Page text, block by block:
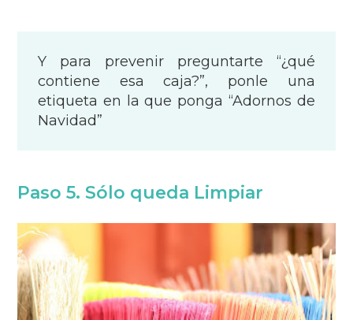
Y para prevenir preguntarte “¿qué
contiene esa caja?”, ponle una
etiqueta en la que ponga “Adornos de
Navidad”
Paso 5. Sólo queda Limpiar